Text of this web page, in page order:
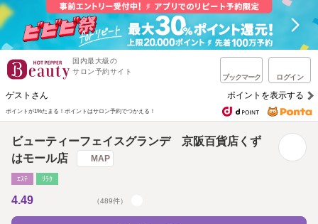
国内最大級の
サロン予約サイト
ブックマーク ログイン
ゲストさん ポイントを表示する
ポイントが1%たまる！ ポイントはサロン予約でつかえる！
ビューティーフェイスグランデ 京阪百貨店くず
はモール店
MAP
ｴｽﾃ ﾘﾗｸ
4.49 （489件）